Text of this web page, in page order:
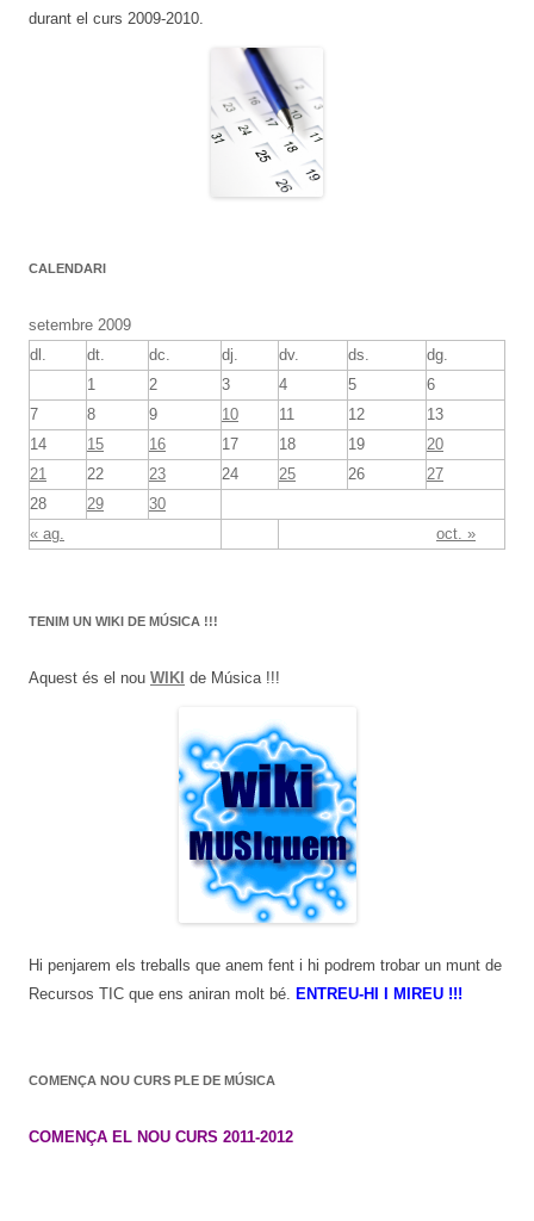
durant el curs 2009-2010.
CALENDARI
setembre 2009
dl.
dt. dc. dj. dv. ds. dg.
« ag. oct. »
1 2 3 4 5
6
7
8 9 10 11 12
13
14
15 16 17 18 19
20
21
22 23 24 25 26
27
28
29 30
TENIM UN WIKI DE MÚSICA !!!
Aquest és el nou WIKI de Música !!!
Hi penjarem els treballs que anem fent i hi podrem trobar un munt de
Recursos TIC que ens aniran molt bé. ENTREU-HI I MIREU !!!
COMENÇA NOU CURS PLE DE MÚSICA
COMENÇA EL NOU CURS 2011-2012